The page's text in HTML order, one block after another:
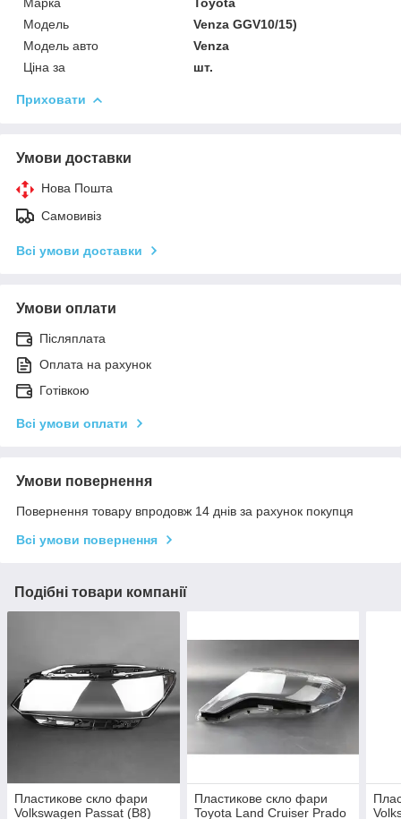
Мoдель
Venza GGV10/15)
Модель авто
Venza
Ціна за
шт.
Приховати
Умови доставки
Нова Пошта
Самовивіз
Всі умови доставки
Умови оплати
Післяплата
Оплата на рахунок
Готівкою
Всі умови оплати
Умови повернення
Повернення товару впродовж 14 днів за рахунок покупця
Всі умови повернення
Подібні товари компанії
Пластикове скло фари
Volkswagen Passat (B8)
Пластикове скло фари
Toyota Land Cruiser Prado